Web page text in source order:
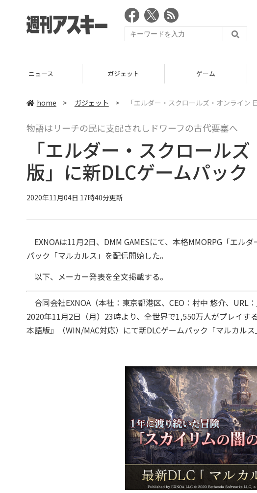
ニュース ガジェット ゲーム
home > ガジェット > 「エルダー・スクロールズ・オンライ
物語はリーチの民に支配されしドワーフの古代要塞へ
「エルダー・スクロール
版」に新DLCゲームパッ
2020年11月04日 17時40分更新
EXNOAは11月2日、DMM GAMESにて、本格MMORPG「エル
パック「マルカルス」を配信開始した。
以下、メーカー発表を全文掲載する。
合同会社EXNOA（本社：東京都港区、CEO：村中 悠介、URL：
2020年11月2日（月）23時より、全世界で1,550万人がプレイす
本語版』（WIN/MAC対応）にて新DLCゲームパック「マルカル